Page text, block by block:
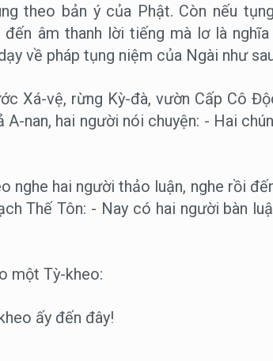
theo bản ý của Phật. Còn nếu
âm thanh lời tiếng mà lơ là
về pháp tụng niệm của Ngài như
Xá-vệ, rừng Kỳ-đà, vườn Cấp Cô
nan, hai người nói chuyện: - Hai
nghe hai người thảo luận, nghe rồi
Thế Tôn: - Nay có hai người bàn
một Tỳ-kheo:
ấy đến đây!